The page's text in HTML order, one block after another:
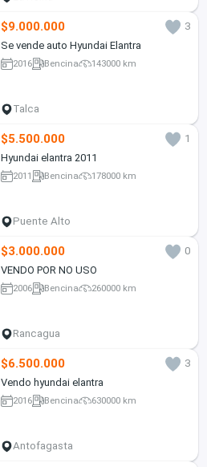
$9.000.000
3
Se vende auto Hyundai Elantra
2016 Bencina 143000 km
Talca
$5.500.000
1
Hyundai elantra 2011
2011 Bencina 178000 km
Puente Alto
$3.000.000
0
VENDO POR NO USO
2006 Bencina 260000 km
Rancagua
$6.500.000
3
Vendo hyundai elantra
2016 Bencina 630000 km
Antofagasta